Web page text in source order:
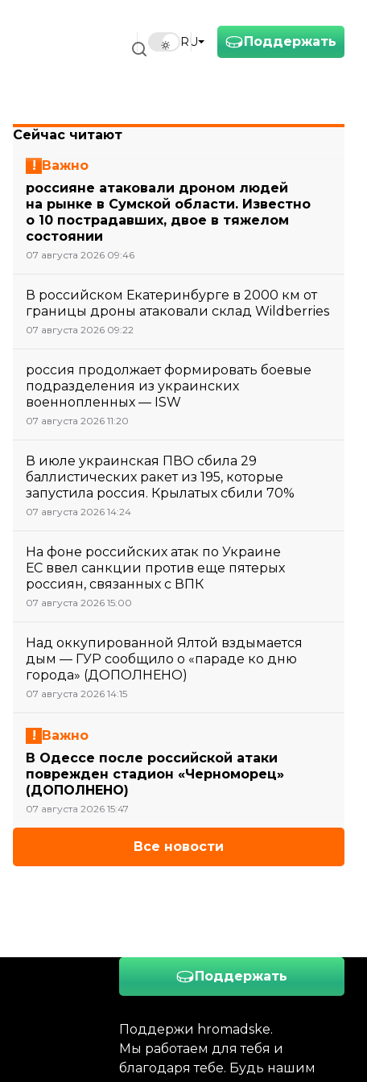
Поддержать
RU
Сейчас читают
Важно
россияне атаковали дроном людей
на рынке в Сумской области. Известно
о 10 пострадавших, двое в тяжелом
состоянии
07 августа 2026 09:46
В российском Екатеринбурге в 2000 км от
границы дроны атаковали склад Wildberries
07 августа 2026 09:22
россия продолжает формировать боевые
подразделения из украинских
военнопленных — ISW
07 августа 2026 11:20
В июле украинская ПВО сбила 29
баллистических ракет из 195, которые
запустила россия. Крылатых сбили 70%
07 августа 2026 14:24
На фоне российских атак по Украине
ЕС ввел санкции против еще пятерых
россиян, связанных с ВПК
07 августа 2026 15:00
Над оккупированной Ялтой вздымается
дым — ГУР сообщило о «параде ко дню
города» (ДОПОЛНЕНО)
07 августа 2026 14:15
Важно
В Одессе после российской атаки
поврежден стадион «Черноморец»
(ДОПОЛНЕНО)
07 августа 2026 15:47
Все новости
Поддержать
Поддержи hromadske.
Мы работаем для тебя и
благодаря тебе. Будь нашим